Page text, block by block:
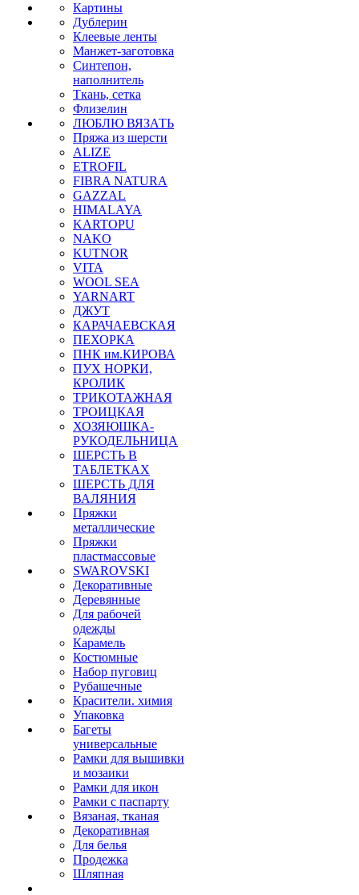
Картины
Дублерин
Клеевые ленты
Манжет-заготовка
Синтепон,
наполнитель
Ткань, сетка
Флизелин
ЛЮБЛЮ ВЯЗАТЬ
Пряжа из шерсти
ALIZE
ETROFIL
FIBRA NATURA
GAZZAL
HIMALAYA
KARTOPU
NAKO
KUTNOR
VITA
WOOL SEA
YARNART
ДЖУТ
КАРАЧАЕВСКАЯ
ПЕХОРКА
ПНК им.КИРОВА
ПУХ НОРКИ,
КРОЛИК
ТРИКОТАЖНАЯ
ТРОИЦКАЯ
ХОЗЯЮШКА-
РУКОДЕЛЬНИЦА
ШЕРСТЬ В
ТАБЛЕТКАХ
ШЕРСТЬ ДЛЯ
ВАЛЯНИЯ
Пряжки
металлические
Пряжки
пластмассовые
SWAROVSKI
Декоративные
Деревянные
Для рабочей
одежды
Карамель
Костюмные
Набор пуговиц
Рубашечные
Красители. химия
Упаковка
Багеты
универсальные
Рамки для вышивки
и мозаики
Рамки для икон
Рамки с паспарту
Вязаная, тканая
Декоративная
Для белья
Продежка
Шляпная